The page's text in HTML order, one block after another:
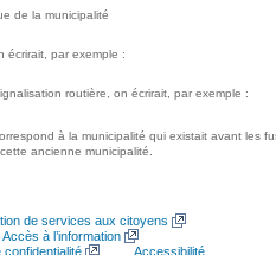
de la municipalité
écrirait, par exemple :
routière, on écrirait, par exemple :
à la municipalité qui existait avant les
ancienne municipalité.
de services aux citoyens
Accès à l’information
confidentialité
Accessibilité